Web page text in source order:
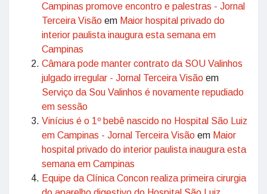
Campinas promove encontro e palestras - Jornal
Terceira Visão em Maior hospital privado do
interior paulista inaugura esta semana em
Campinas
Câmara pode manter contrato da SOU Valinhos
julgado irregular - Jornal Terceira Visão em
Serviço da Sou Valinhos é novamente repudiado
em sessão
Vinícius é o 1º bebê nascido no Hospital São Luiz
em Campinas - Jornal Terceira Visão em Maior
hospital privado do interior paulista inaugura esta
semana em Campinas
Equipe da Clínica Concon realiza primeira cirurgia